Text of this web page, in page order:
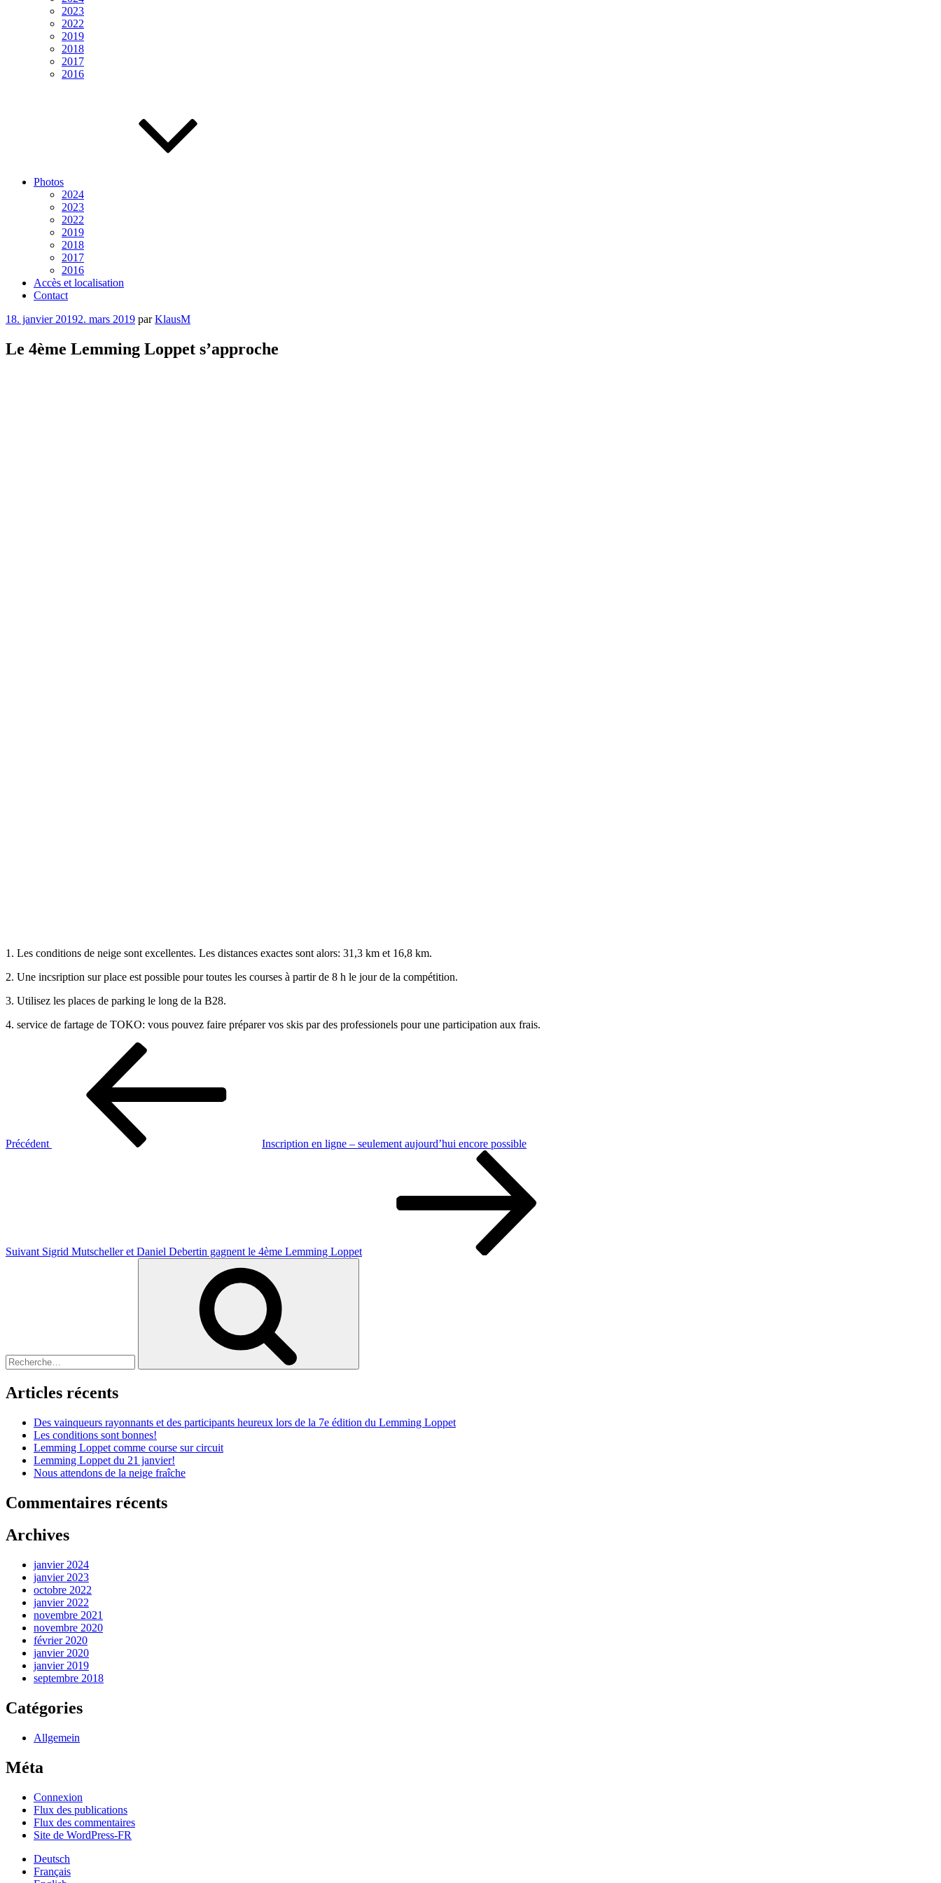
2023
2022
2019
2018
2017
2016
Photos
2024
2023
2022
2019
2018
2017
2016
Accès et localisation
Contact
Publié
18. janvier 20192. mars 2019 parKlausM
Le 4ème Lemming Loppet s’approche
1. Les conditions de neige sont excellentes. Les distances exactes sont alors: 31,3 km et 16,8 km.
2. Une incsription sur place est possible pour toutes les courses à partir de 8 h le jour de la compétition.
3. Utilisez les places de parking le long de la B28.
4. service de fartage de TOKO: vous pouvez faire préparer vos skis par des professionels pour une participation aux frais.
Précédent
Inscription en ligne – seulement aujourd’hui encore possible
Suivant Sigrid Mutscheller et Daniel Debertin gagnent le 4ème Lemming Loppet
Articles récents
Des vainqueurs rayonnants et des participants heureux lors de la 7e édition du Lemming Loppet
Les conditions sont bonnes!
Lemming Loppet comme course sur circuit
Lemming Loppet du 21 janvier!
Nous attendons de la neige fraîche
Commentaires récents
Archives
janvier 2024
janvier 2023
octobre 2022
janvier 2022
novembre 2021
novembre 2020
février 2020
janvier 2020
janvier 2019
septembre 2018
Catégories
Allgemein
Méta
Connexion
Flux des publications
Flux des commentaires
Site de WordPress-FR
Deutsch
Français